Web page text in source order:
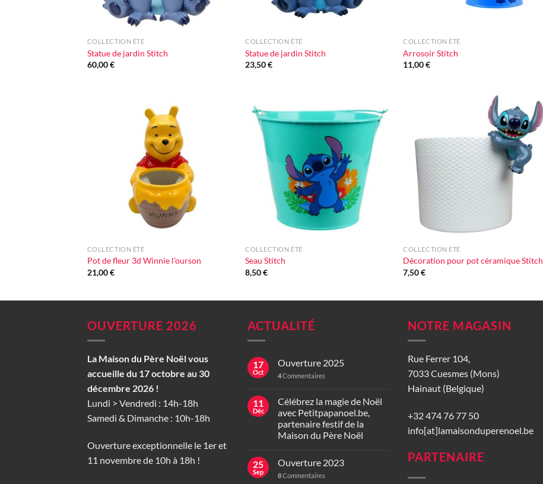
COLLECTION ÉTÉ
Statue de jardin Stitch
60,00€
COLLECTION ÉTÉ
Statue de jardin Stitch
23,50€
COLLECTION ÉTÉ
Arrosoir Stitch
11,00€
COLLECTION ÉTÉ
Pot de fleur 3d Winnie l’ourson
21,00€
Ajouter
à la liste
d'envie
COLLECTION ÉTÉ
Seau Stitch
8,50€
Ajouter
à la liste
d'envie
COLLECTION ÉTÉ
Décoration pour pot céramique Stitch
7,50€
OUVERTURE 2026
La Maison du Père Noël vous
accueille du 17 octobre au 30
décembre 2026 !
Lundi > Vendredi : 14h-18h
Samedi & Dimanche : 10h-18h
Ouverture exceptionnelle le 1er et
11 novembre de 10h à 18h !
ACTUALITÉ
17
Oct
Ouverture 2025
4Commentaires
11
Déc
Célébrez la magie de Noël
avec Petitpapanoel.be,
partenaire festif de la
Maison du Père Noël
25
Sep
Ouverture 2023
8Commentaires
NOTRE MAGASIN
Rue Ferrer 104,
7033 Cuesmes (Mons)
Hainaut (Belgique)
+32 474 76 77 50
info[at]lamaisonduperenoel.be
PARTENAIRE